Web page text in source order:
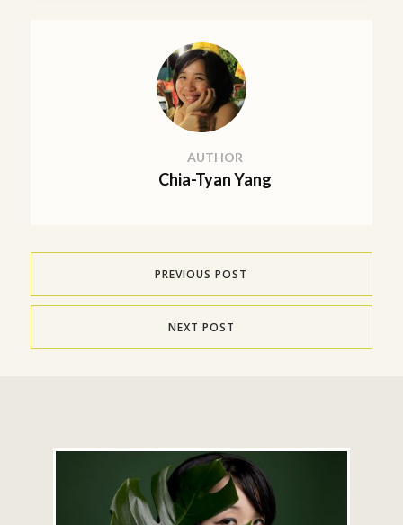
AUTHOR
Chia-Tyan Yang
PREVIOUS POST
NEXT POST